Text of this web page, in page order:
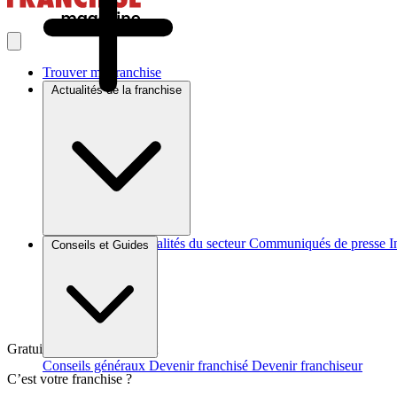
Trouver ma franchise
Actualités de la franchise
Brèves et actus Actualités du secteur Communiqués de presse
Conseils et Guides
Conseils généraux Devenir franchisé Devenir franchiseur
Gratuit et sans engagement
C’est votre franchise ?